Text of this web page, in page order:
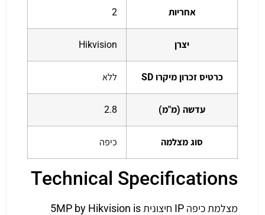
אחריות 2
יצרן Hikvision
כרטיס זכרון מיקרו SD ללא
עדשה (מ"מ) 2.8
סוג מצלמה כיפה
Technical Specifications
מצלמת כיפה IP חיצונית 5MP by Hikvision is